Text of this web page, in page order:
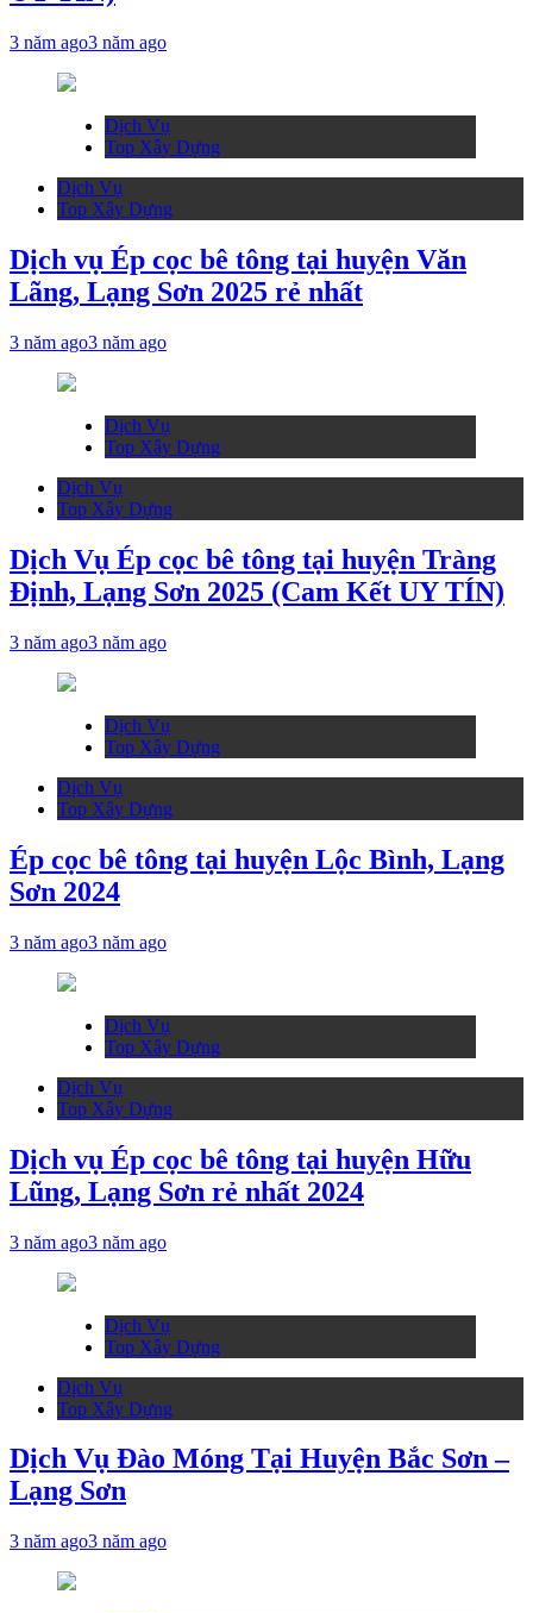
3 năm ago3 năm ago
Dịch Vụ
Top Xây Dựng
Dịch Vụ
Top Xây Dựng
Dịch vụ Ép cọc bê tông tại huyện Văn
Lãng, Lạng Sơn 2025 rẻ nhất
3 năm ago3 năm ago
Dịch Vụ
Top Xây Dựng
Dịch Vụ
Top Xây Dựng
Dịch Vụ Ép cọc bê tông tại huyện Tràng
Định, Lạng Sơn 2025 (Cam Kết UY TÍN)
3 năm ago3 năm ago
Dịch Vụ
Top Xây Dựng
Dịch Vụ
Top Xây Dựng
Ép cọc bê tông tại huyện Lộc Bình, Lạng
Sơn 2024
3 năm ago3 năm ago
Dịch Vụ
Top Xây Dựng
Dịch Vụ
Top Xây Dựng
Dịch vụ Ép cọc bê tông tại huyện Hữu
Lũng, Lạng Sơn rẻ nhất 2024
3 năm ago3 năm ago
Dịch Vụ
Top Xây Dựng
Dịch Vụ
Top Xây Dựng
Dịch Vụ Đào Móng Tại Huyện Bắc Sơn –
Lạng Sơn
3 năm ago3 năm ago